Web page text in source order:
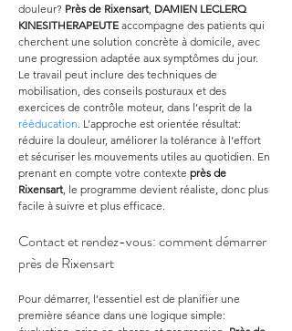
douleur? Près de Rixensart, DAMIEN LECLERQ
KINESITHERAPEUTE accompagne des patients qui
cherchent une solution concrète à domicile, avec
une progression adaptée aux symptômes du jour.
Le travail peut inclure des techniques de
mobilisation, des conseils posturaux et des
exercices de contrôle moteur, dans l’esprit de la
rééducation. L’approche est orientée résultat:
réduire la douleur, améliorer la tolérance à l’effort
et sécuriser les mouvements utiles au quotidien. En
prenant en compte votre contexte près de
Rixensart, le programme devient réaliste, donc plus
facile à suivre et plus efficace.
Contact et rendez-vous: comment démarrer
près de Rixensart
Pour démarrer, l’essentiel est de planifier une
première séance dans une logique simple: